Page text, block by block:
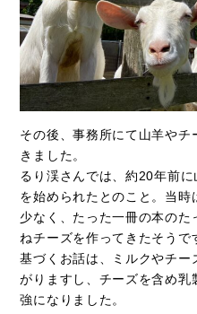
その後、事務所にて山羊や
きました。
るり渓さんでは、約20年前
を始められたとのこと。当時
少なく、たった一冊の本の
ねチーズを作ってきたそうで
基づくお話は、ミルクやチー
がりますし、チーズを含め
強になりました。